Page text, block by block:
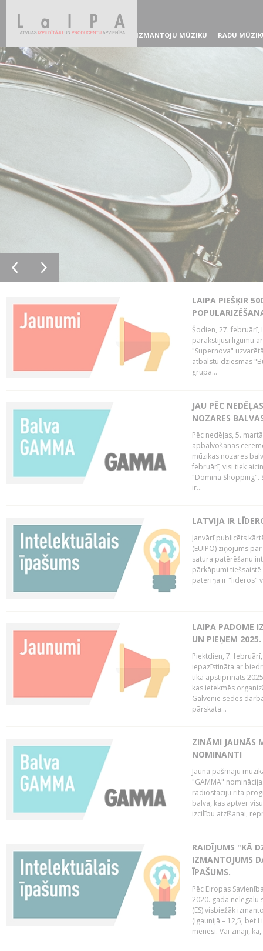
IZMANTOJU MŪZIKU RADU
LAIPA PIEŠĶIR
Šodien, 27. februārī,
parakstījusi līgumu
"Supernova"
atbalstu dziesmas
grupa...
JAU PĒC
NOZARES
Pēc nedēļas, 5.
apbalvošanas
mūzikas nozares
februārī, visi tiek
"Domina Shopping".
ir...
LATVIJA IR
Janvārī publicēts
(EUIPO) ziņojums
satura patērēšanu
pārkāpumi
patēriņā ir "līderos"
LAIPA PADOME
UN PIEŅEM
Piektdien, 7.
iepazīstināta ar
tika apstiprināts
kas ietekmēs
Galvenie sēdes
pārskata...
ZINĀMI JAUNĀS
NOMINANTI
Jaunā pašmāju
"GAMMA"
radiostaciju rīta
balva, kas aptver
izcilību atzīšanai,
RAIDĪJUMS "KĀ
IZMANTOJUMS
ĪPAŠUMS.
Pēc Eiropas
2020. gadā nelegālu
(ES) visbiežāk
(Igaunijā – 12,5, bet
mēnesī. Vai zināji,